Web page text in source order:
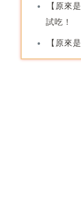
【原來
試吃！
【原來